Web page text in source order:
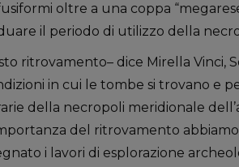
oltre a una coppa
il periodo di utilizzo della
ritrovamento– dice Mirella Vinci,
in cui le tombe si trovano e
della necropoli meridionale
del ritrovamento
i lavori di esplorazione